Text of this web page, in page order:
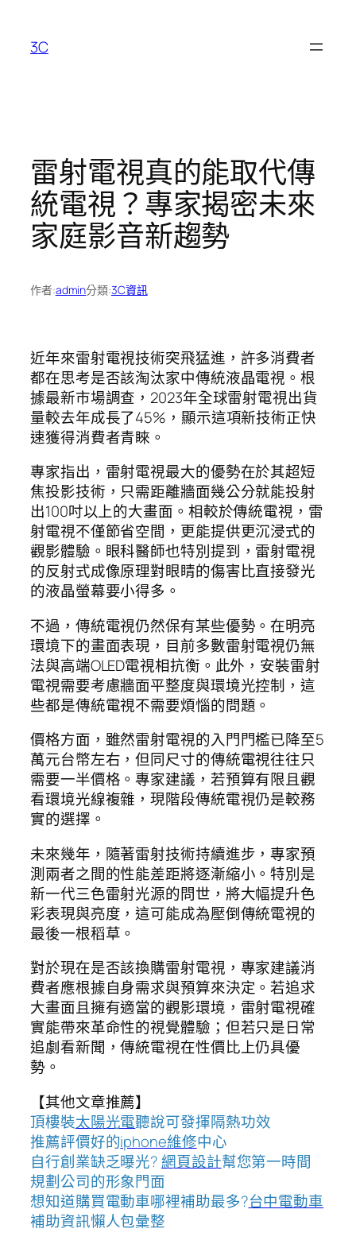
3C
雷射電視真的能取代傳
統電視？專家揭密未來
家庭影音新趨勢
作者:admin分類:3C資訊
近年來雷射電視技術突飛猛進，許多消費者
都在思考是否該淘汰家中傳統液晶電視。根
據最新市場調查，2023年全球雷射電視出貨
量較去年成長了45%，顯示這項新技術正快
速獲得消費者青睞。
專家指出，雷射電視最大的優勢在於其超短
焦投影技術，只需距離牆面幾公分就能投射
出100吋以上的大畫面。相較於傳統電視，雷
射電視不僅節省空間，更能提供更沉浸式的
觀影體驗。眼科醫師也特別提到，雷射電視
的反射式成像原理對眼睛的傷害比直接發光
的液晶螢幕要小得多。
不過，傳統電視仍然保有某些優勢。在明亮
環境下的畫面表現，目前多數雷射電視仍無
法與高端OLED電視相抗衡。此外，安裝雷射
電視需要考慮牆面平整度與環境光控制，這
些都是傳統電視不需要煩惱的問題。
價格方面，雖然雷射電視的入門門檻已降至5
萬元台幣左右，但同尺寸的傳統電視往往只
需要一半價格。專家建議，若預算有限且觀
看環境光線複雜，現階段傳統電視仍是較務
實的選擇。
未來幾年，隨著雷射技術持續進步，專家預
測兩者之間的性能差距將逐漸縮小。特別是
新一代三色雷射光源的問世，將大幅提升色
彩表現與亮度，這可能成為壓倒傳統電視的
最後一根稻草。
對於現在是否該換購雷射電視，專家建議消
費者應根據自身需求與預算來決定。若追求
大畫面且擁有適當的觀影環境，雷射電視確
實能帶來革命性的視覺體驗；但若只是日常
追劇看新聞，傳統電視在性價比上仍具優
勢。
【其他文章推薦】
頂樓裝太陽光電聽說可發揮隔熱功效
推薦評價好的iphone維修中心
自行創業缺乏曝光? 網頁設計幫您第一時間
規劃公司的形象門面
想知道購買電動車哪裡補助最多?台中電動車
補助資訊懶人包彙整